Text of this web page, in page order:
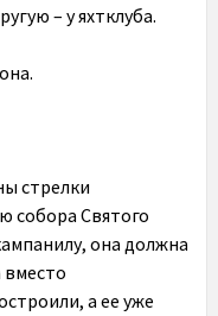
– у яхтклуба.
стрелки
собора Святого
она должна
а ее уже